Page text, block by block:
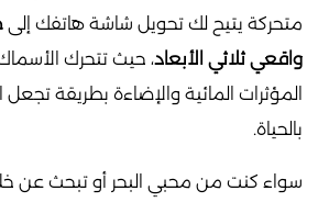
متحركة يتيح لك تحويل شاشة هاتفك إلى
واقعي ثلاثي الأبعاد، حيث تتحرك الأسماك
المؤثرات المائية والإضاءة بطريقة
بالحياة.
سواء كنت من محبي البحر أو تبحث عن